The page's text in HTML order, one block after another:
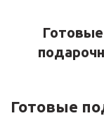
Готовые